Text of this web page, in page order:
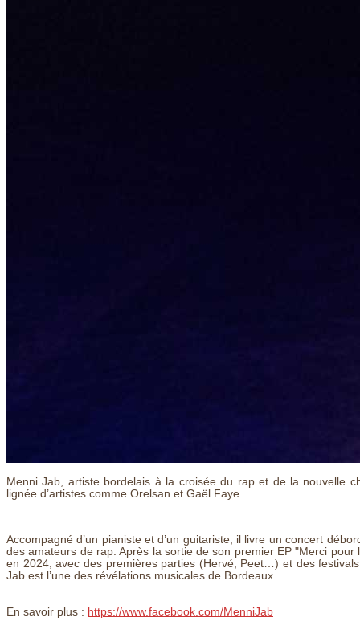
Menni Jab, artiste bordelais à la croisée du rap et de la nouvelle
lignée d’artistes comme Orelsan et Gaël Faye.
Accompagné d’un pianiste et d’un guitariste, il livre un concert
des amateurs de rap. Après la sortie de son premier EP "Merci
en 2024, avec des premières parties (Hervé, Peet…) et des
Jab est l’une des révélations musicales de Bordeaux.
En savoir plus : https://www.facebook.com/MenniJab